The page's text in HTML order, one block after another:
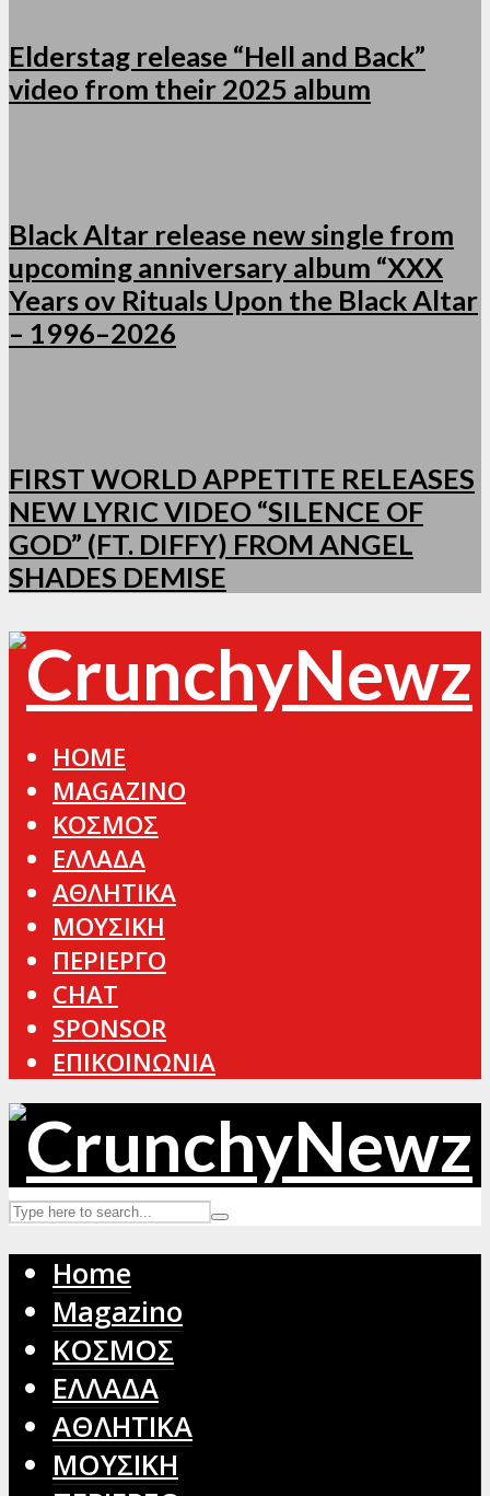
Elderstag release “Hell and Back”
video from their 2025 album
Black Altar release new single from
upcoming anniversary album “XXX
Years ov Rituals Upon the Black Altar
– 1996–2026
FIRST WORLD APPETITE RELEASES
NEW LYRIC VIDEO “SILENCE OF
GOD” (FT. DIFFY) FROM ANGEL
SHADES DEMISE
HOME
MAGAZINO
ΚΟΣΜΟΣ
ΕΛΛΑΔΑ
ΑΘΛΗΤΙΚΑ
ΜΟΥΣΙΚΗ
ΠΕΡΙΕΡΓΟ
CHAT
SPONSOR
ΕΠΙΚΟΙΝΩΝΙΑ
Home
Magazino
ΚΟΣΜΟΣ
ΕΛΛΑΔΑ
ΑΘΛΗΤΙΚΑ
ΜΟΥΣΙΚΗ